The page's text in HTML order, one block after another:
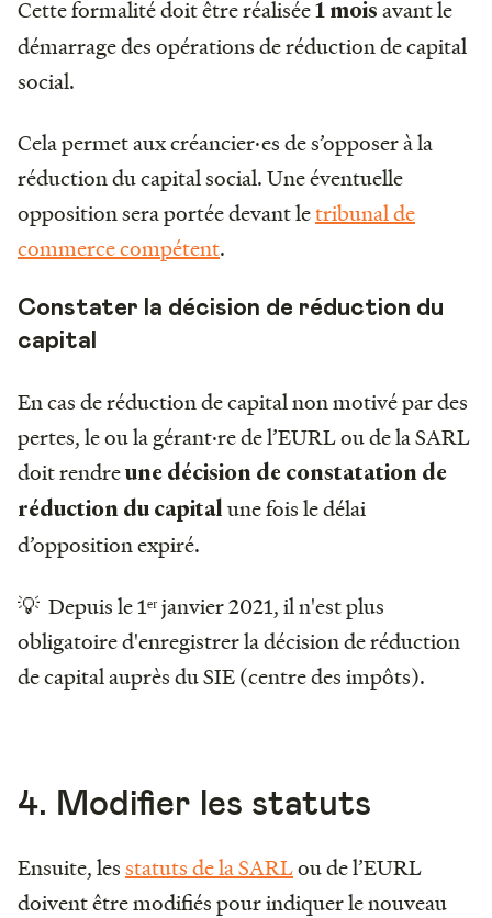
Cette formalité doit être réalisée1 mois avant le
démarrage des opérations de réduction de capital
social.
Cela permet aux créancier·es de s’opposer à la
réduction du capital social. Une éventuelle
opposition sera portée devant letribunal de
commerce compétent.
Constater la décision de réduction du
capital
En cas de réduction de capital non motivé par des
pertes, le ou la gérant·re de l’EURL ou de la SARL
doit rendreune décision de constatation de
réduction du capital une fois le délai
d’opposition expiré.
💡 Depuis le 1ᵉʳ janvier 2021, il n'est plus
obligatoire d'enregistrer la décision de réduction
de capital auprès du SIE (centre des impôts).
4. Modifier les statuts
Ensuite, lesstatuts de la SARLou de l’EURL
doivent être modifiés pour indiquer le nouveau